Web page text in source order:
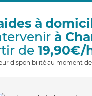
à
à
de 19,90€/
disponibilité au moment